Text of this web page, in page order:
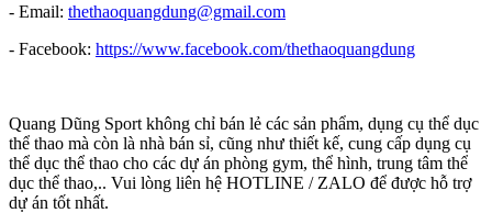
- Email: thethaoquangdung@gmail.com
- Facebook: https://www.facebook.com/thethaoquangdung
Quang Dũng Sport không chỉ bán lẻ các sản phẩm, dụng cụ thể dục
thể thao mà còn là nhà bán sỉ, cũng như thiết kế, cung cấp dụng cụ
thể dục thể thao cho các dự án phòng gym, thể hình, trung tâm thể
dục thể thao,.. Vui lòng liên hệ HOTLINE / ZALO để được hỗ trợ
dự án tốt nhất.